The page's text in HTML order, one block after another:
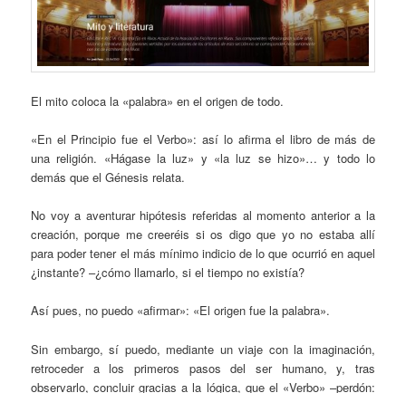
El mito coloca la «palabra» en el origen de todo.
«En el Principio fue el Verbo»: así lo afirma el libro de más de
una religión. «Hágase la luz» y «la luz se hizo»… y todo lo
demás que el Génesis relata.
No voy a aventurar hipótesis referidas al momento anterior a la
creación, porque me creeréis si os digo que yo no estaba allí
para poder tener el más mínimo indicio de lo que ocurrió en aquel
¿instante? –¿cómo llamarlo, si el tiempo no existía?
Así pues, no puedo «afirmar»: «El origen fue la palabra».
Sin embargo, sí puedo, mediante un viaje con la imaginación,
retroceder a los primeros pasos del ser humano, y, tras
observarlo, concluir gracias a la lógica, que el «Verbo» –perdón: